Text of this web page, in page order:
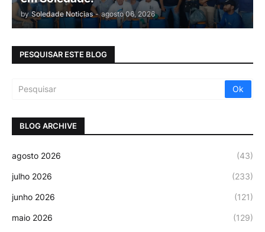
by Soledade Noticias - agosto 06, 2026
PESQUISAR ESTE BLOG
BLOG ARCHIVE
agosto 2026 (43)
julho 2026 (233)
junho 2026 (121)
maio 2026 (129)